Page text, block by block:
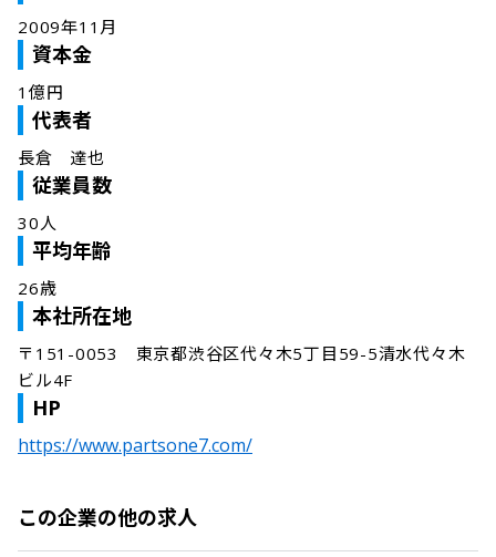
2009年11月
資本金
1億円
代表者
長倉　達也
従業員数
30人
平均年齢
26歳
本社所在地
〒151-0053　東京都渋谷区代々木5丁目59-5清水代々木
ビル4F
HP
https://www.partsone7.com/
この企業の他の求人